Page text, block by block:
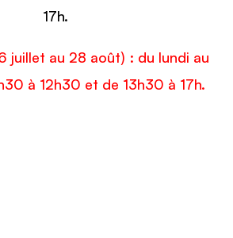
17h.
juillet au 28 août) : du lundi au
à 12h30 et de 13h30 à 17h.